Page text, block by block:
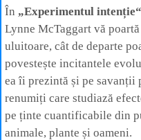
În „Experimentul intenție“
Lynne McTaggart vă
uluitoare, cât de departe
povestește incitantele
ea îi prezintă și pe
renumiți care studiază
pe ținte cuantificabile din
animale, plante și oameni.